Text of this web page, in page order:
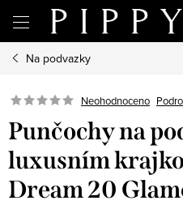
obsah
Na podvazky
Neohodnoceno
Punčochy na
luxusním
Dream 20